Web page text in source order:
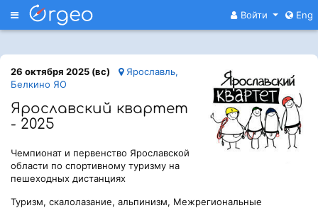
Меню Войти Eng
26 октября 2025 (вс)
Ярославль,
Белкино ЯО
Ярославский квартет
- 2025
Чемпионат и первенство Ярославской
области по спортивному туризму на
пешеходных дистанциях
Туризм, скалолазание, альпинизм, Межрегиональные